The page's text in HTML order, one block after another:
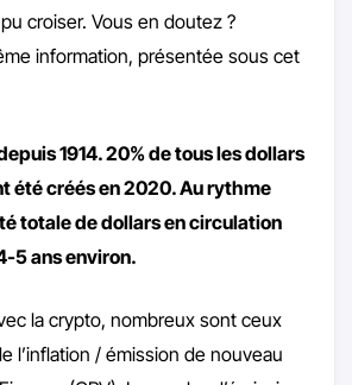
croiser. Vous en doutez ?
information, présentée sous cet
1914. 20% de tous les dollars
été créés en 2020. Au rythme
totale de dollars en circulation
5 ans environ.
la crypto, nombreux sont ceux
l’inflation / émission de nouveau